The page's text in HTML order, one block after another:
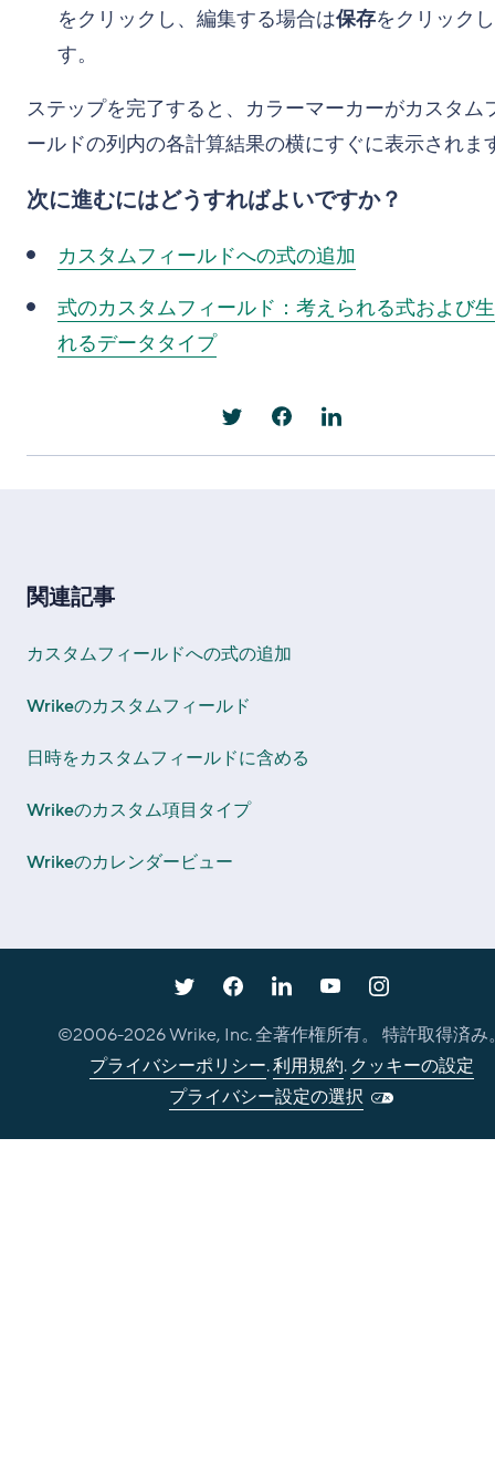
をクリックし、編集する場合は保存をクリック
す。
ステップを完了すると、カラーマーカーがカスタム
ールドの列内の各計算結果の横にすぐに表示されま
次に進むにはどうすればよいですか？
カスタムフィールドへの式の追加
式のカスタムフィールド：考えられる式および
れるデータタイプ
関連記事
カスタムフィールドへの式の追加
Wrikeのカスタムフィールド
日時をカスタムフィールドに含める
Wrikeのカスタム項目タイプ
Wrikeのカレンダービュー
©2006-2026Wrike, Inc. 全著作権所有。 特許取得済み
プライバシーポリシー.利用規約. クッキーの設定
プライバシー設定の選択